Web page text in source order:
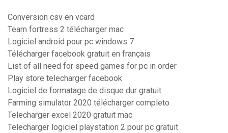
Conversion csv en vcard
Team fortress 2 télécharger mac
Logiciel android pour pc windows 7
Télécharger facebook gratuit en français
List of all need for speed games for pc in order
Play store telecharger facebook
Logiciel de formatage de disque dur gratuit
Farming simulator 2020 télécharger completo
Telecharger excel 2020 gratuit mac
Telecharger logiciel playstation 2 pour pc gratuit